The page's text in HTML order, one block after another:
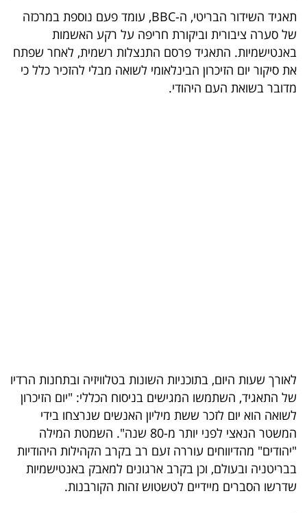
ספורט
קריירה
ולימודים
מינויים
הכלכלי
פודקאסט
40
UNDER
40
תאגיד השידור הבריטי, ה-BBC, עומד פעם נוספת במרכזה
של סערה ציבורית וביקורת חריפה על רקע האשמות
באנטישמיות. התאגיד פרסם התנצלות רשמית, לאחר שפתח
את סיקור יום הזיכרון הבינלאומי לשואה מבלי להזכיר כלל כי
מדובר בשואת העם היהודי.
לאורך שעות היום, בתוכניות השונות בטלוויזיה ובתחנות הרדיו
של התאגיד, השתמשו המגישים בניסוח הכללי: "יום הזיכרון
לשואה הוא יום לזכר ששת מיליון האנשים שנרצחו בידי
המשטר הנאצי לפני יותר מ-80 שנה". השמטת המילה
"יהודים" מהדיווחים עוררה זעם רב בקרב הקהילות היהודיות
בבריטניה ובעולם, וכן בקרב ארגונים למאבק באנטישמיות
שדרשו הסברים מיידיים לטשטוש זהות הקורבנות.